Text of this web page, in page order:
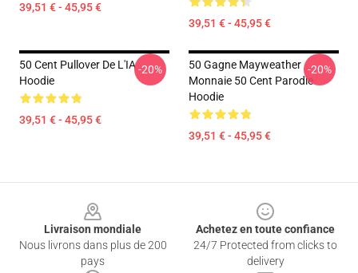
39,51 € - 45,95 €
39,51 € - 45,95 €
50 Cent Pullover De L'IA
Hoodie
39,51 € - 45,95 €
-20%
50 Gagne Mayweather
Monnaie 50 Cent Parodie
Hoodie
39,51 € - 45,95 €
-20%
Livraison mondiale
Nous livrons dans plus de 200
pays
Achetez en toute confiance
24/7 Protected from clicks to
delivery